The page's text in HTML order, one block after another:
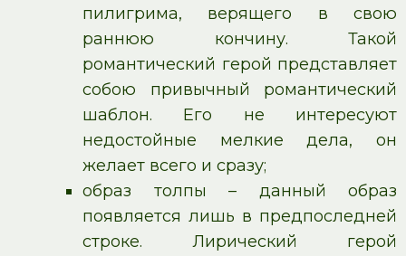
пилигрима, верящего в свою
раннюю кончину. Такой
романтический герой представляет
собою привычный романтический
шаблон. Его не интересуют
недостойные мелкие дела, он
желает всего и сразу;
образ толпы – данный образ
появляется лишь в предпоследней
строке. Лирический герой